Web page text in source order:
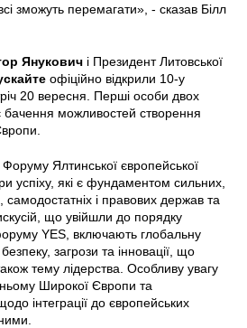
зможуть перемагати», - сказав Білл
Янукович і Президент Литовської
офіційно відкрили 10-у
20 вересня. Перші особи двох
бачення можливостей створення
Ялтинської європейської
успіху, які є фундаментом сильних,
і правових держав та
що увійшли до порядку
YES, включають глобальну
загрози та інновації, що
тему лідерства. Особливу увагу
Широкої Європи та
інтеграції до європейських